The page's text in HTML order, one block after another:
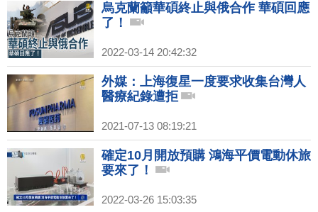
烏克蘭籲華碩終止與俄合作 華碩回應
了！
2022-03-14 20:42:32
外媒：上海復星一度要求收集台灣人
醫療紀錄遭拒
2021-07-13 08:19:21
確定10月開放預購 鴻海平價電動休旅
要來了！
2022-03-26 15:03:35